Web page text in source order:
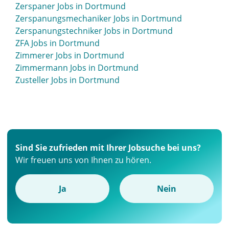
Zerspaner Jobs in Dortmund
Zerspanungsmechaniker Jobs in Dortmund
Zerspanungstechniker Jobs in Dortmund
ZFA Jobs in Dortmund
Zimmerer Jobs in Dortmund
Zimmermann Jobs in Dortmund
Zusteller Jobs in Dortmund
Sind Sie zufrieden mit Ihrer Jobsuche bei uns?
Wir freuen uns von Ihnen zu hören.
Ja Nein